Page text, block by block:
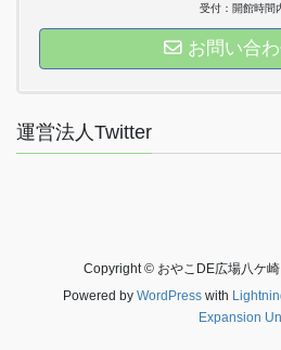
受付：開館時間
お問い合
運営法人Twitter
Copyright © おやこDE広場八ケ
Powered by WordPresswith
Expansion